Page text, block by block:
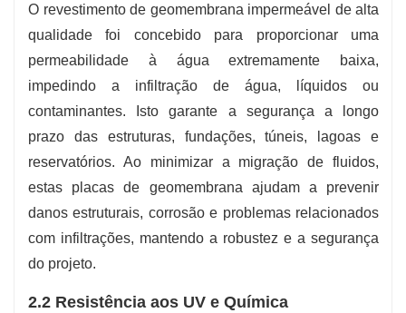
O revestimento de geomembrana impermeável de alta
qualidade foi concebido para proporcionar uma
permeabilidade à água extremamente baixa,
impedindo a infiltração de água, líquidos ou
contaminantes. Isto garante a segurança a longo
prazo das estruturas, fundações, túneis, lagoas e
reservatórios. Ao minimizar a migração de fluidos,
estas placas de geomembrana ajudam a prevenir
danos estruturais, corrosão e problemas relacionados
com infiltrações, mantendo a robustez e a segurança
do projeto.
2.2 Resistência aos UV e Química